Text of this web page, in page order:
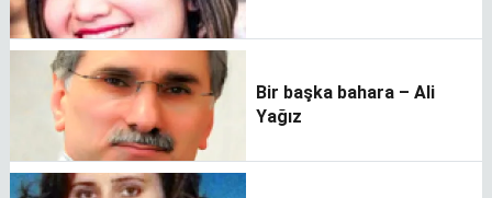
Bir başka bahara – Ali
Yağız